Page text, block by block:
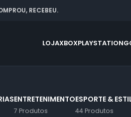
RECEBEU.
LOJAXBOXPLAYSTATION
ENTRETENIMENTO
7 Produtos
ESPORTE &
44 Produtos